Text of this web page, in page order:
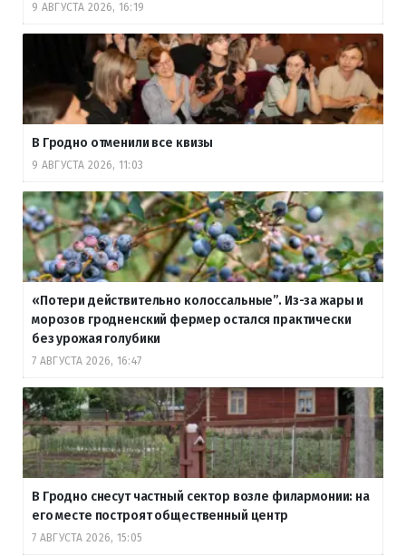
9 АВГУСТА 2026, 16:19
В Гродно отменили все квизы
9 АВГУСТА 2026, 11:03
«Потери действительно колоссальные”. Из-за жары и
морозов гродненский фермер остался практически
без урожая голубики
7 АВГУСТА 2026, 16:47
В Гродно снесут частный сектор возле филармонии: на
его месте построят общественный центр
7 АВГУСТА 2026, 15:05